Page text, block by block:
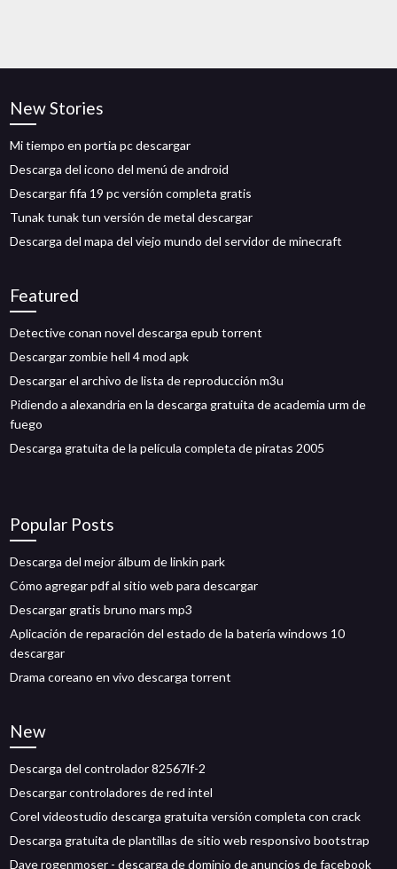
New Stories
Mi tiempo en portia pc descargar
Descarga del icono del menú de android
Descargar fifa 19 pc versión completa gratis
Tunak tunak tun versión de metal descargar
Descarga del mapa del viejo mundo del servidor de minecraft
Featured
Detective conan novel descarga epub torrent
Descargar zombie hell 4 mod apk
Descargar el archivo de lista de reproducción m3u
Pidiendo a alexandria en la descarga gratuita de academia urm de
fuego
Descarga gratuita de la película completa de piratas 2005
Popular Posts
Descarga del mejor álbum de linkin park
Cómo agregar pdf al sitio web para descargar
Descargar gratis bruno mars mp3
Aplicación de reparación del estado de la batería windows 10
descargar
Drama coreano en vivo descarga torrent
New
Descarga del controlador 82567lf-2
Descargar controladores de red intel
Corel videostudio descarga gratuita versión completa con crack
Descarga gratuita de plantillas de sitio web responsivo bootstrap
Dave rogenmoser - descarga de dominio de anuncios de facebook